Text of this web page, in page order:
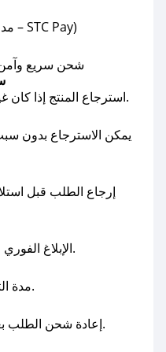
الدفع الإلكتروني الآمن (مدى – فيزا – STC Pay)
شحن سريع وآمن
استرجاع المنتج إذا كان غير مطابق للوصف أو المواصفات.
الإبلاغ الفوري عن أي تلف أو عيب عند الاستلام.
مدة التوصيل تقديرية وقد تتأثر بالشحن.
إعادة شحن الطلب بعد فشل التوصيل يتحملها العميل.